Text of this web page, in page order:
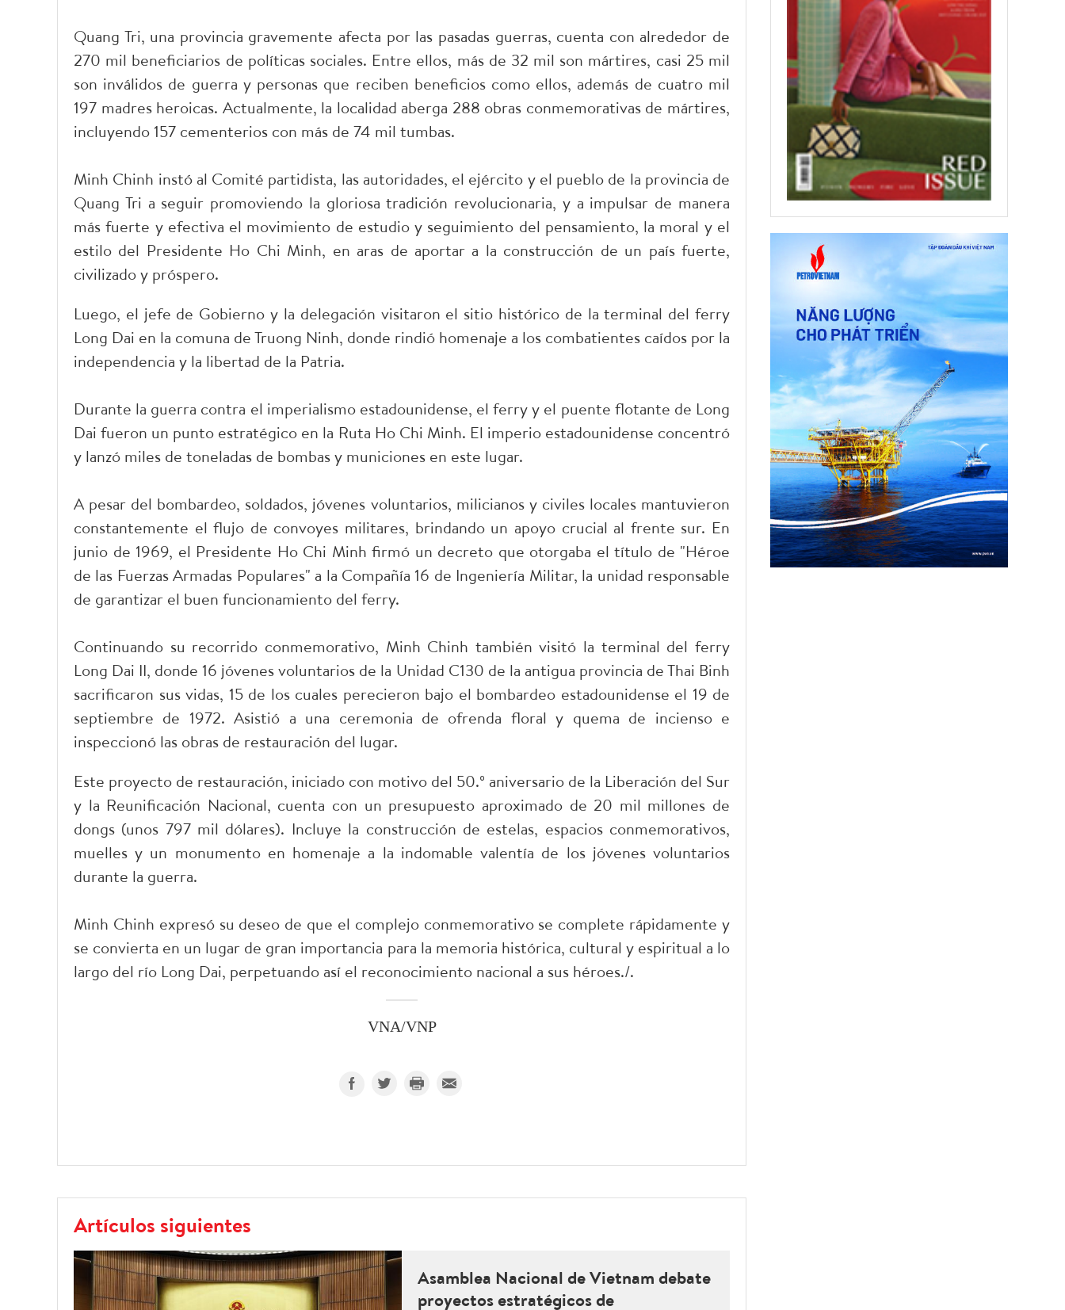
Quang Tri, una provincia gravemente afecta por las pasadas guerras, cuenta con alrededor de
270 mil beneficiarios de políticas sociales. Entre ellos, más de 32 mil son mártires, casi 25 mil
son inválidos de guerra y personas que reciben beneficios como ellos, además de cuatro mil
197 madres heroicas. Actualmente, la localidad aberga 288 obras conmemorativas de mártires,
incluyendo 157 cementerios con más de 74 mil tumbas.
Minh Chinh instó al Comité partidista, las autoridades, el ejército y el pueblo de la provincia de
Quang Tri a seguir promoviendo la gloriosa tradición revolucionaria, y a impulsar de manera
más fuerte y efectiva el movimiento de estudio y seguimiento del pensamiento, la moral y el
estilo del Presidente Ho Chi Minh, en aras de aportar a la construcción de un país fuerte,
civilizado y próspero.
Luego, el jefe de Gobierno y la delegación visitaron el sitio histórico de la terminal del ferry
Long Dai en la comuna de Truong Ninh, donde rindió homenaje a los combatientes caídos por la
independencia y la libertad de la Patria.
Durante la guerra contra el imperialismo estadounidense, el ferry y el puente flotante de Long
Dai fueron un punto estratégico en la Ruta Ho Chi Minh. El imperio estadounidense concentró
y lanzó miles de toneladas de bombas y municiones en este lugar.
A pesar del bombardeo, soldados, jóvenes voluntarios, milicianos y civiles locales mantuvieron
constantemente el flujo de convoyes militares, brindando un apoyo crucial al frente sur. En
junio de 1969, el Presidente Ho Chi Minh firmó un decreto que otorgaba el título de "Héroe
de las Fuerzas Armadas Populares" a la Compañía 16 de Ingeniería Militar, la unidad responsable
de garantizar el buen funcionamiento del ferry.
Continuando su recorrido conmemorativo, Minh Chinh también visitó la terminal del ferry
Long Dai II, donde 16 jóvenes voluntarios de la Unidad C130 de la antigua provincia de Thai Binh
sacrificaron sus vidas, 15 de los cuales perecieron bajo el bombardeo estadounidense el 19 de
septiembre de 1972. Asistió a una ceremonia de ofrenda floral y quema de incienso e
inspeccionó las obras de restauración del lugar.
Este proyecto de restauración, iniciado con motivo del 50.º aniversario de la Liberación del Sur
y la Reunificación Nacional, cuenta con un presupuesto aproximado de 20 mil millones de
dongs (unos 797 mil dólares). Incluye la construcción de estelas, espacios conmemorativos,
muelles y un monumento en homenaje a la indomable valentía de los jóvenes voluntarios
durante la guerra.
Minh Chinh expresó su deseo de que el complejo conmemorativo se complete rápidamente y
se convierta en un lugar de gran importancia para la memoria histórica, cultural y espiritual a lo
largo del río Long Dai, perpetuando así el reconocimiento nacional a sus héroes./.
VNA/VNP
Artículos siguientes
Asamblea Nacional de Vietnam debate
proyectos estratégicos de